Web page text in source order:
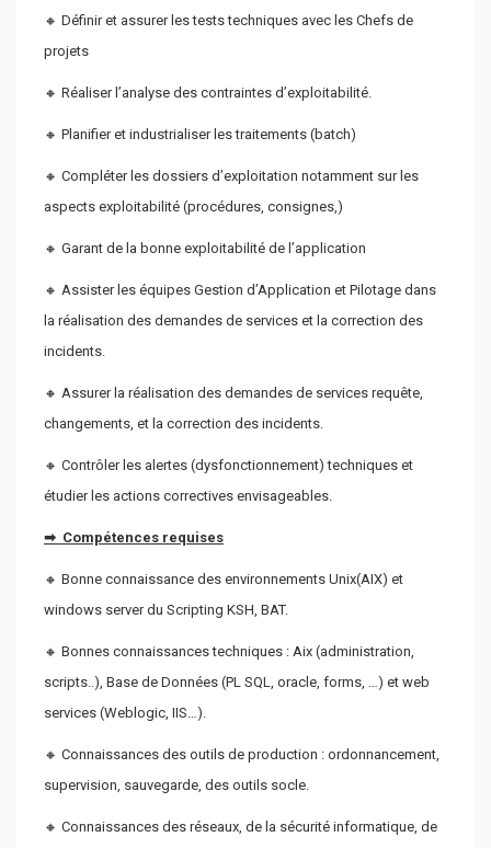
🔸 Définir et assurer les tests techniques avec les Chefs de
projets
🔸 Réaliser l’analyse des contraintes d’exploitabilité.
🔸 Planifier et industrialiser les traitements (batch)
🔸 Compléter les dossiers d’exploitation notamment sur les
aspects exploitabilité (procédures, consignes,)
🔸 Garant de la bonne exploitabilité de l’application
🔸 Assister les équipes Gestion d’Application et Pilotage dans
la réalisation des demandes de services et la correction des
incidents.
🔸 Assurer la réalisation des demandes de services requête,
changements, et la correction des incidents.
🔸 Contrôler les alertes (dysfonctionnement) techniques et
étudier les actions correctives envisageables.
➡ Compétences requises
🔸 Bonne connaissance des environnements Unix(AIX) et
windows server du Scripting KSH, BAT.
🔸 Bonnes connaissances techniques : Aix (administration,
scripts..), Base de Données (PL SQL, oracle, forms, …) et web
services (Weblogic, IIS…).
🔸 Connaissances des outils de production : ordonnancement,
supervision, sauvegarde, des outils socle.
🔸 Connaissances des réseaux, de la sécurité informatique, de